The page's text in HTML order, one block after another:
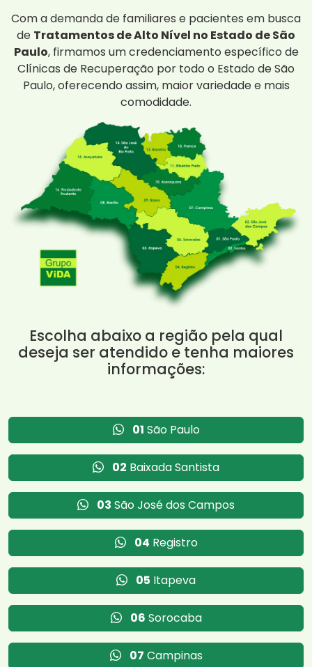
Com a demanda de familiares e pacientes em busca
de Tratamentos de Alto Nível no Estado de São
Paulo, firmamos um credenciamento específico de
Clínicas de Recuperação por todo o Estado de São
Paulo, oferecendo assim, maior variedade e mais
comodidade.
Escolha abaixo a região pela qual
deseja ser atendido e tenha maiores
informações:
01 São Paulo
02 Baixada Santista
03 São José dos Campos
04 Registro
05 Itapeva
06 Sorocaba
07 Campinas